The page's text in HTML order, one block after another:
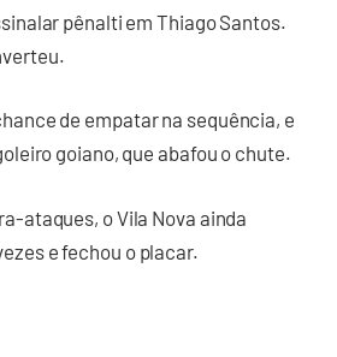
pênalti em Thiago Santos.
de empatar na sequência, e
goiano, que abafou o chute.
ataques, o Vila Nova ainda
e fechou o placar.